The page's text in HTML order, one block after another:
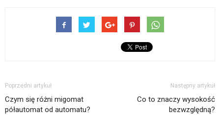
Poprzedni artykuł
Czym się różni migomat
półautomat od automatu?
Następny artykuł
Co to znaczy wysokość
bezwzględną?